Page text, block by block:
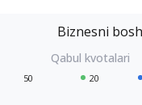
Biznesni
50 20